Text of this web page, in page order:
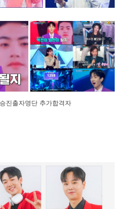
진출자명단 추가합격자